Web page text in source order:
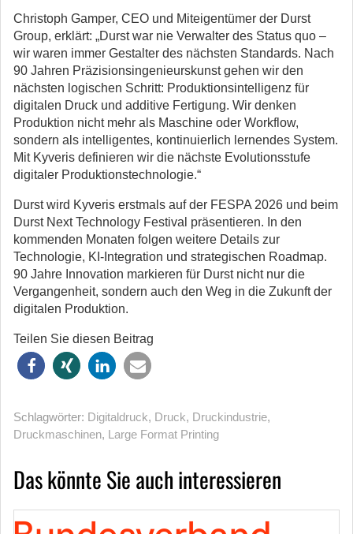
Christoph Gamper, CEO und Miteigentümer der Durst
Group, erklärt: „Durst war nie Verwalter des Status quo –
wir waren immer Gestalter des nächsten Standards. Nach
90 Jahren Präzisionsingenieurskunst gehen wir den
nächsten logischen Schritt: Produktionsintelligenz für
digitalen Druck und additive Fertigung. Wir denken
Produktion nicht mehr als Maschine oder Workflow,
sondern als intelligentes, kontinuierlich lernendes System.
Mit Kyveris definieren wir die nächste Evolutionsstufe
digitaler Produktionstechnologie.“
Durst wird Kyveris erstmals auf der FESPA 2026 und beim
Durst Next Technology Festival präsentieren. In den
kommenden Monaten folgen weitere Details zur
Technologie, KI-Integration und strategischen Roadmap.
90 Jahre Innovation markieren für Durst nicht nur die
Vergangenheit, sondern auch den Weg in die Zukunft der
digitalen Produktion.
Teilen Sie diesen Beitrag
Schlagwörter: Digitaldruck, Druck, Druckindustrie,
Druckmaschinen, Large Format Printing
Das könnte Sie auch interessieren